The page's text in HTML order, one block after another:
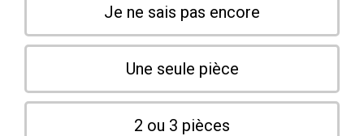
Je ne sais pas encore
Une seule pièce
2 ou 3 pièces